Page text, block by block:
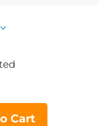
Cart